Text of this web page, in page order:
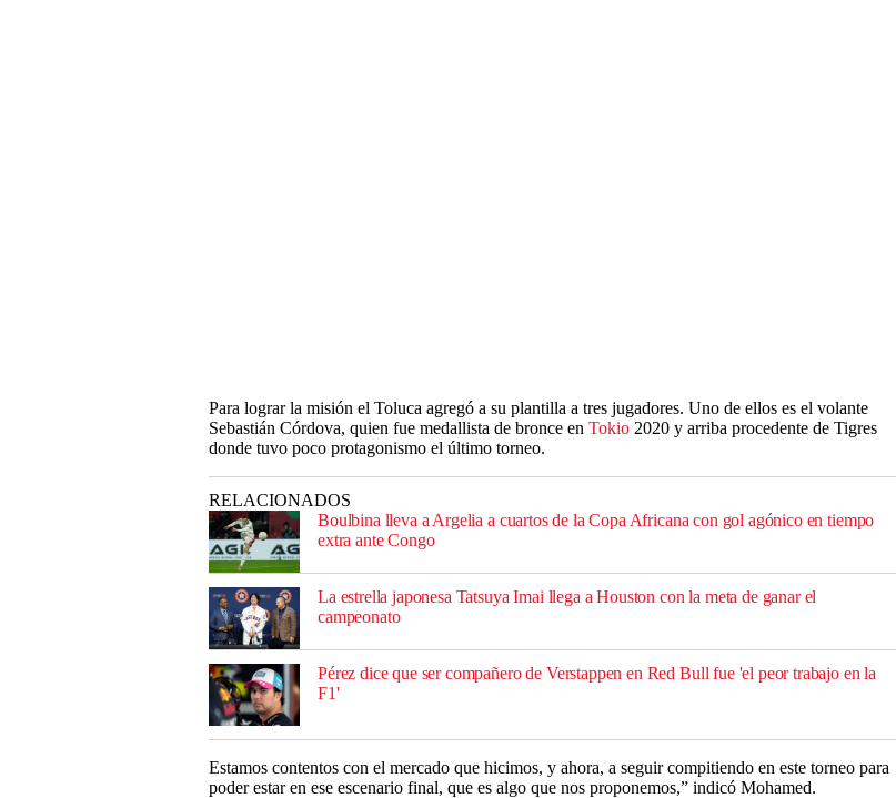
Para lograr la misión el Toluca agregó a su plantilla a tres jugadores. Uno de ellos es el volante
Sebastián Córdova, quien fue medallista de bronce en Tokio 2020 y arriba procedente de Tigres
donde tuvo poco protagonismo el último torneo.
RELACIONADOS
Boulbina lleva a Argelia a cuartos de la Copa Africana con gol agónico en tiempo
extra ante Congo
La estrella japonesa Tatsuya Imai llega a Houston con la meta de ganar el
campeonato
Pérez dice que ser compañero de Verstappen en Red Bull fue 'el peor trabajo en la
F1'
Estamos contentos con el mercado que hicimos, y ahora, a seguir compitiendo en este torneo para
poder estar en ese escenario final, que es algo que nos proponemos,” indicó Mohamed.